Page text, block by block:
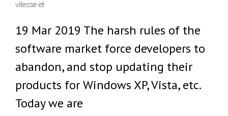
vitesse et
19 Mar 2019 The harsh rules of the
software market force developers to
abandon, and stop updating their
products for Windows XP, Vista, etc.
Today we are